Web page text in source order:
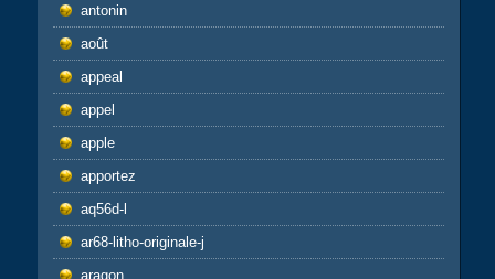
antonin
août
appeal
appel
apple
apportez
aq56d-l
ar68-litho-originale-j
aragon